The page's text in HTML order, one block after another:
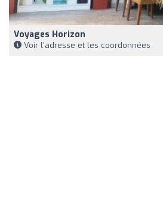
Voyages Horizon
Voir l'adresse et les coordonnées